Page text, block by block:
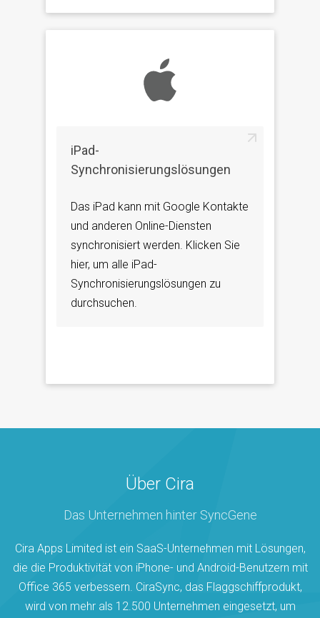
iPad-
Synchronisierungslösungen
Das iPad kann mit Google Kontakte
und anderen Online-Diensten
synchronisiert werden. Klicken Sie
hier, um alle iPad-
Synchronisierungslösungen zu
durchsuchen.
Über Cira
Das Unternehmen hinter SyncGene
Cira Apps Limited ist ein SaaS-Unternehmen mit Lösungen,
die die Produktivität von iPhone- und Android-Benutzern mit
Office 365 verbessern. CiraSync, das Flaggschiffprodukt,
wird von mehr als 12.500 Unternehmen eingesetzt, um